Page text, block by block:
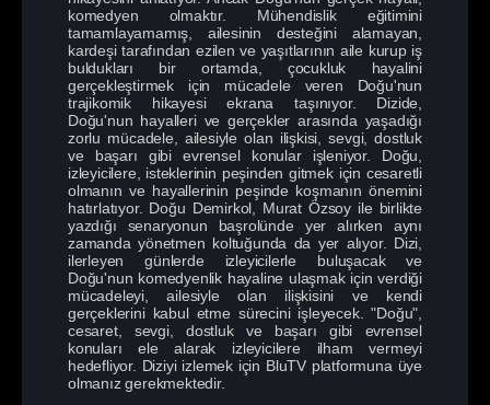
komedyen olmaktır. Mühendislik eğitimini
tamamlayamamış, ailesinin desteğini alamayan,
kardeşi tarafından ezilen ve yaşıtlarının aile kurup iş
buldukları bir ortamda, çocukluk hayalini
gerçekleştirmek için mücadele veren Doğu'nun
trajikomik hikayesi ekrana taşınıyor. Dizide,
Doğu'nun hayalleri ve gerçekler arasında yaşadığı
zorlu mücadele, ailesiyle olan ilişkisi, sevgi, dostluk
ve başarı gibi evrensel konular işleniyor. Doğu,
izleyicilere, isteklerinin peşinden gitmek için cesaretli
olmanın ve hayallerinin peşinde koşmanın önemini
hatırlatıyor. Doğu Demirkol, Murat Özsoy ile birlikte
yazdığı senaryonun başrolünde yer alırken aynı
zamanda yönetmen koltuğunda da yer alıyor. Dizi,
ilerleyen günlerde izleyicilerle buluşacak ve
Doğu'nun komedyenlik hayaline ulaşmak için verdiği
mücadeleyi, ailesiyle olan ilişkisini ve kendi
gerçeklerini kabul etme sürecini işleyecek. "Doğu",
cesaret, sevgi, dostluk ve başarı gibi evrensel
konuları ele alarak izleyicilere ilham vermeyi
hedefliyor. Diziyi izlemek için BluTV platformuna üye
olmanız gerekmektedir.